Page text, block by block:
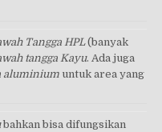
Tangga HPL(banyak
tangga Kayu. Ada juga
aluminium untuk area yang
bahkan bisa difungsikan